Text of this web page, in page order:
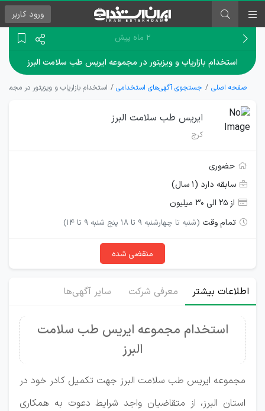
ورود کاربر
۲ ماه پیش
استخدام بازاریاب و ویزیتور در مجموعه ایریس طب سلامت البرز
صفحه اصلی جستجوی آگهی‌های استخدامی استخدام بازاریاب و ویزیتور در
ایریس طب سلامت البرز
کرج
حضوری
سابقه دارد (۱ سال)
از ۲۵ الی ۳۰ میلیون
تمام وقت (شنبه تا چهارشنبه 9 تا 18 پنج شنبه 9 تا 14)
منقضی شده
اطلاعات بیشتر معرفی شرکت سایر آگهی‌ها
استخدام مجموعه ایریس طب سلامت
البرز
مجموعه ایریس طب سلامت البرز جهت تکمیل کادر خود در
استان البرز، از متقاضیان واجد شرایط دعوت به همکاری